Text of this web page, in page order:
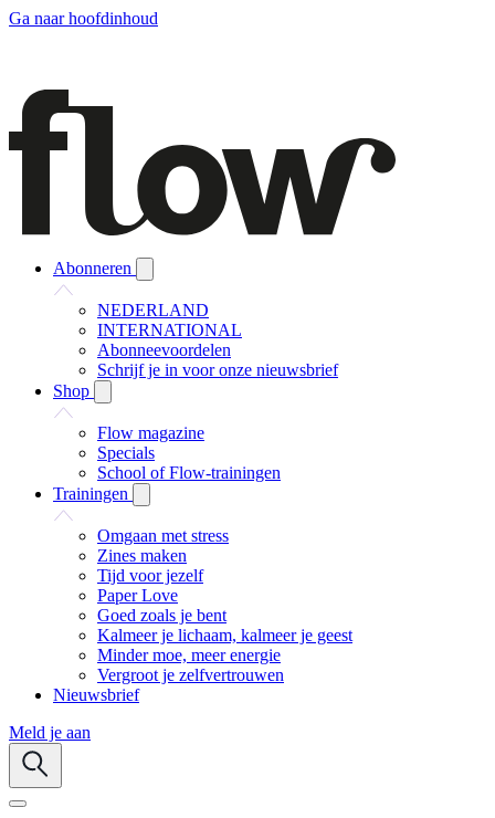
Ga naar hoofdinhoud
Abonneren
NEDERLAND
INTERNATIONAL
Abonneevoordelen
Schrijf je in voor onze nieuwsbrief
Shop
Flow magazine
Specials
School of Flow-trainingen
Trainingen
Omgaan met stress
Zines maken
Tijd voor jezelf
Paper Love
Goed zoals je bent
Kalmeer je lichaam, kalmeer je geest
Minder moe, meer energie
Vergroot je zelfvertrouwen
Nieuwsbrief
Meld je aan